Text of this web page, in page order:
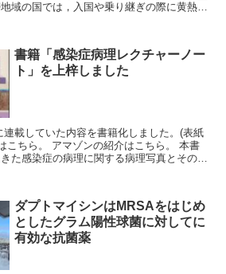
域の国では，入国や乗り継ぎの際に黄熱の
書籍「感染症病理レクチャーノー
ト」を上梓しました
載していた内容を書籍化しました。(表紙
た感染症の病理に関する病理写真とその解
ダプトマイシンはMRSAをはじめ
としたグラム陽性球菌に対してに
有効な抗菌薬